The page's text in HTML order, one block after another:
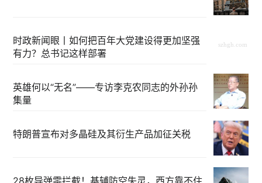
时政新闻眼丨如何把百年大党建设得更加坚强
有力？总书记这样部署
英雄何以“无名”——专访李克农同志的外孙孙
集量
特朗普宣布对多晶硅及其衍生产品加征关税
28枚导弹零拦截！基辅防空失灵，西方靠不住